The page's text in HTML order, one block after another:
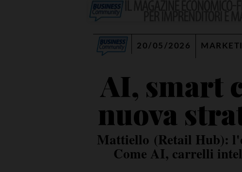
20/05/2026
AI, smart
nuova
Mattiello (Retail Hub):
Come AI, carrelli